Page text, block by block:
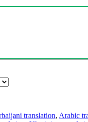
translation, Arabic